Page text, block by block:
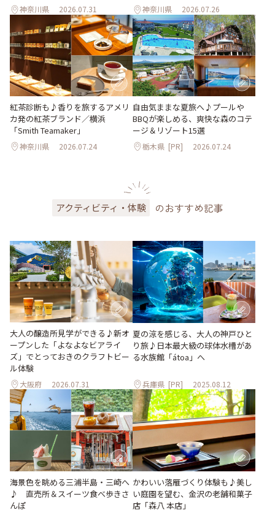
神奈川県 2026.07.31 神奈川県 2026.07.26
紅茶診断も♪香りを旅するアメリ
カ発の紅茶ブランド／横浜
「Smith Teamaker」
神奈川県 2026.07.24
自由気ままな夏旅へ♪プールや
BBQが楽しめる、爽快な森のコテ
ージ＆リゾート15選
栃木県 [PR] 2026.07.24
アクティビティ・体験 のおすすめ記事
大人の醸造所見学ができる♪新オ
ープンした「よなよなビアライ
ズ」でとっておきのクラフトビー
ル体験
大阪府 2026.07.31
夏の涼を感じる、大人の神戸ひと
り旅♪日本最大級の球体水槽があ
る水族館「átoa」へ
兵庫県 [PR] 2025.08.12
海景色を眺める三浦半島・三崎へ
♪ 直売所＆スイーツ食べ歩きさ
んぽ
かわいい落雁づくり体験も♪美し
い庭園を望む、金沢の老舗和菓子
店「森八 本店」